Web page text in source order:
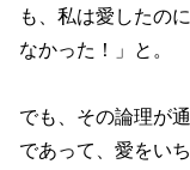
も、私は愛したの
なかった！」と。
でも、その論理が
であって、愛をい